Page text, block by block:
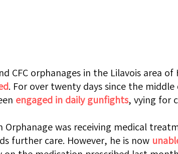
CFC orphanages in the Lilavois area of
. For over twenty days since the
engaged in daily gunfights, vying for
Orphanage was receiving medical
further care. However, he is now